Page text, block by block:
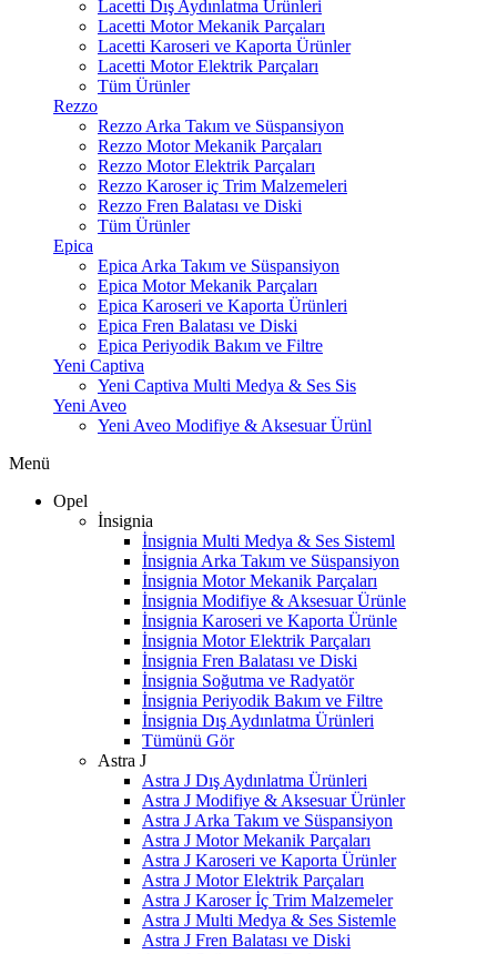
Lacetti Dış Aydınlatma Ürünleri
Lacetti Motor Mekanik Parçaları
Lacetti Karoseri ve Kaporta Ürünler
Lacetti Motor Elektrik Parçaları
Tüm Ürünler
Rezzo
Rezzo Arka Takım ve Süspansiyon
Rezzo Motor Mekanik Parçaları
Rezzo Motor Elektrik Parçaları
Rezzo Karoser iç Trim Malzemeleri
Rezzo Fren Balatası ve Diski
Tüm Ürünler
Epica
Epica Arka Takım ve Süspansiyon
Epica Motor Mekanik Parçaları
Epica Karoseri ve Kaporta Ürünleri
Epica Fren Balatası ve Diski
Epica Periyodik Bakım ve Filtre
Yeni Captiva
Yeni Captiva Multi Medya & Ses Sis
Yeni Aveo
Yeni Aveo Modifiye & Aksesuar Ürünl
Menü
Opel
İnsignia
İnsignia Multi Medya & Ses Sisteml
İnsignia Arka Takım ve Süspansiyon
İnsignia Motor Mekanik Parçaları
İnsignia Modifiye & Aksesuar Ürünle
İnsignia Karoseri ve Kaporta Ürünle
İnsignia Motor Elektrik Parçaları
İnsignia Fren Balatası ve Diski
İnsignia Soğutma ve Radyatör
İnsignia Periyodik Bakım ve Filtre
İnsignia Dış Aydınlatma Ürünleri
Tümünü Gör
Astra J
Astra J Dış Aydınlatma Ürünleri
Astra J Modifiye & Aksesuar Ürünler
Astra J Arka Takım ve Süspansiyon
Astra J Motor Mekanik Parçaları
Astra J Karoseri ve Kaporta Ürünler
Astra J Motor Elektrik Parçaları
Astra J Karoser İç Trim Malzemeler
Astra J Multi Medya & Ses Sistemle
Astra J Fren Balatası ve Diski